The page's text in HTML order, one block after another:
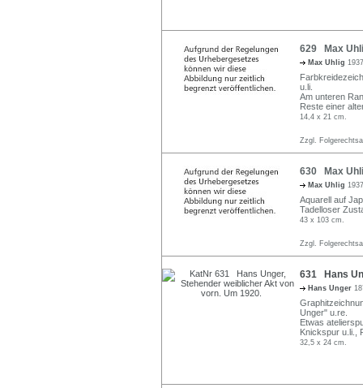
629 Max
Max Uhlig
u.li.
Am unteren
Reste einer
14,4 x 21 cm.
Zzgl.
630 Max
Max Uhlig
Aquarell auf
Tadelloser
43 x 103 cm.
Zzgl.
631 Hans
Hans Unger
Unger" u.re.
Etwas
Knickspur u.li.,
32,5 x 24 cm.